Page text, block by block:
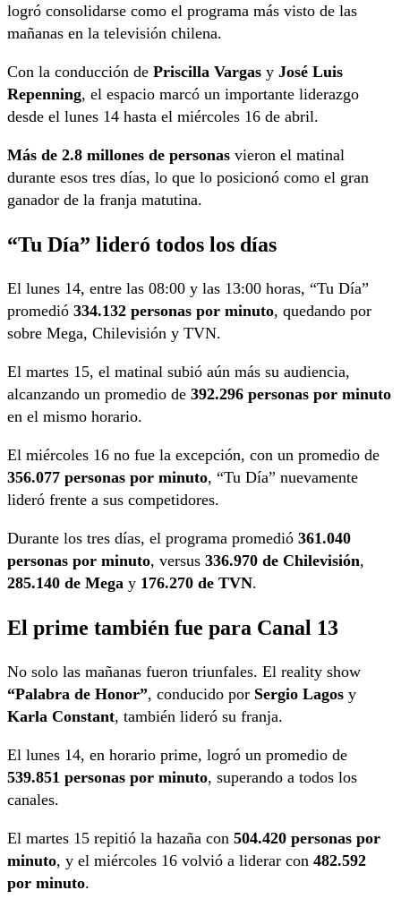
logró consolidarse como el programa más visto de las
mañanas en la televisión chilena.
Con la conducción de Priscilla Vargas y José Luis
Repenning, el espacio marcó un importante liderazgo
desde el lunes 14 hasta el miércoles 16 de abril.
Más de 2.8 millones de personas vieron el matinal
durante esos tres días, lo que lo posicionó como el gran
ganador de la franja matutina.
“Tu Día” lideró todos los días
El lunes 14, entre las 08:00 y las 13:00 horas, “Tu Día”
promedió 334.132 personas por minuto, quedando por
sobre Mega, Chilevisión y TVN.
El martes 15, el matinal subió aún más su audiencia,
alcanzando un promedio de 392.296 personas por minuto
en el mismo horario.
El miércoles 16 no fue la excepción, con un promedio de
356.077 personas por minuto, “Tu Día” nuevamente
lideró frente a sus competidores.
Durante los tres días, el programa promedió 361.040
personas por minuto, versus 336.970 de Chilevisión,
285.140 de Mega y 176.270 de TVN.
El prime también fue para Canal 13
No solo las mañanas fueron triunfales. El reality show
“Palabra de Honor”, conducido por Sergio Lagos y
Karla Constant, también lideró su franja.
El lunes 14, en horario prime, logró un promedio de
539.851 personas por minuto, superando a todos los
canales.
El martes 15 repitió la hazaña con 504.420 personas por
minuto, y el miércoles 16 volvió a liderar con 482.592
por minuto.